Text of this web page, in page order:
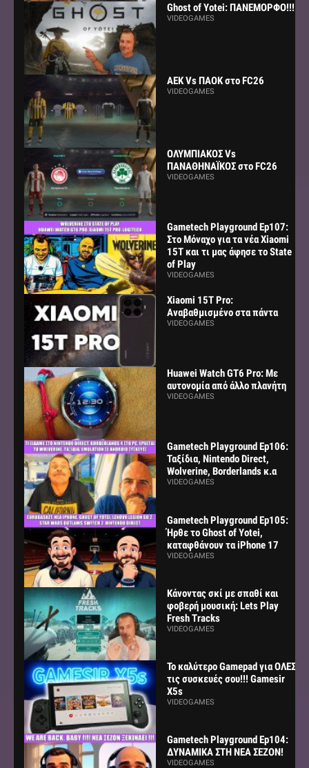
Ghost of Yotei: ΠΑΝΕΜΟΡΦΟ!!!
VIDEOGAMES
AEK Vs ΠΑΟΚ στο FC26
VIDEOGAMES
ΟΛΥΜΠΙΑΚΟΣ Vs
ΠΑΝΑΘΗΝΑΪΚΟΣ στο FC26
VIDEOGAMES
Gametech Playground Ep107:
Στο Μόναχο για τα νέα Xiaomi
15Τ και τι μας άφησε το State
of Play
VIDEOGAMES
Xiaomi 15T Pro:
Αναβαθμισμένο στα πάντα
VIDEOGAMES
Huawei Watch GT6 Pro: Με
αυτονομία από άλλο πλανήτη
VIDEOGAMES
Gametech Playground Ep106:
Ταξίδια, Nintendo Direct,
Wolverine, Borderlands κ.α
VIDEOGAMES
Gametech Playground Ep105:
Ήρθε το Ghost of Yotei,
καταφθάνουν τα iPhone 17
VIDEOGAMES
Κάνοντας σκί με σπαθί και
φοβερή μουσική: Lets Play
Fresh Tracks
VIDEOGAMES
Το καλύτερο Gamepad για ΟΛΕΣ
τις συσκευές σου!!! Gamesir
X5s
VIDEOGAMES
Gametech Playground Ep104:
ΔΥΝΑΜΙΚΑ ΣΤΗ ΝΕΑ ΣΕΖΟΝ!
VIDEOGAMES